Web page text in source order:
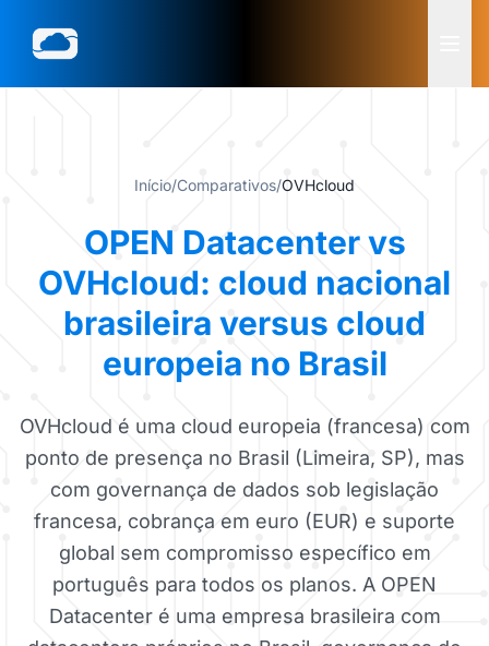
Início/Comparativos/OVHcloud
OPEN Datacenter vs
OVHcloud: cloud nacional
brasileira versus cloud
europeia no Brasil
OVHcloud é uma cloud europeia (francesa) com
ponto de presença no Brasil (Limeira, SP), mas
com governança de dados sob legislação
francesa, cobrança em euro (EUR) e suporte
global sem compromisso específico em
português para todos os planos. A OPEN
Datacenter é uma empresa brasileira com